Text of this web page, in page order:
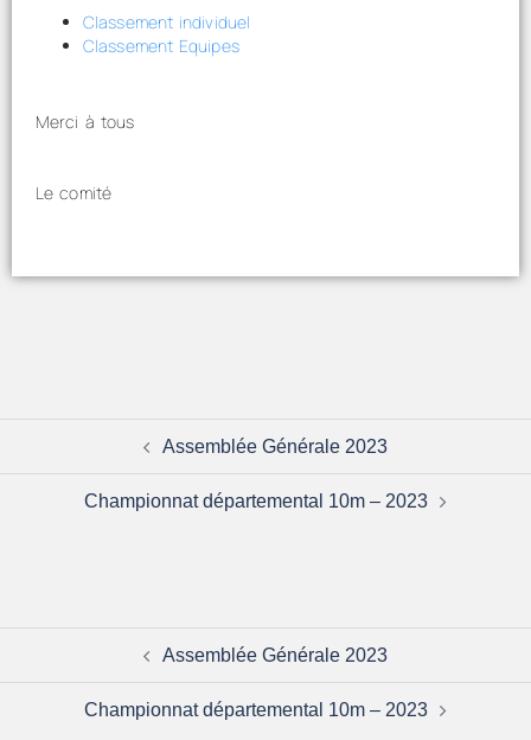
Classement individuel
Classement Equipes
Merci à tous
Le comité
Assemblée Générale 2023
Championnat départemental 10m – 2023
Assemblée Générale 2023
Championnat départemental 10m – 2023